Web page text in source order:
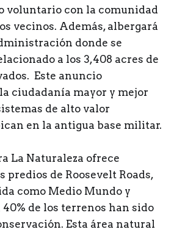
voluntario con la comunidad
vecinos. Además, albergará
donde se
a los 3,408 acres de
Este anuncio
ciudadanía mayor y mejor
de alto valor
en la antigua base militar.
La Naturaleza ofrece
predios de Roosevelt Roads,
como Medio Mundo y
40% de los terrenos han sido
Esta área natural